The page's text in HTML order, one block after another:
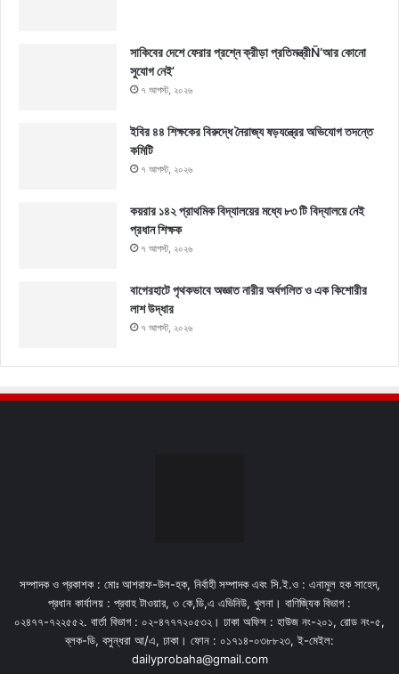
সাকিবের দেশে ফেরার প্রশ্নে ক্রীড়া প্রতিমন্ত্রীÑ‘আর কোনো
সুযোগ নেই’
৭ আগস্ট, ২০২৬
ইবির ৪৪ শিক্ষকের বিরুদ্ধে নৈরাজ্য ষড়যন্ত্রের অভিযোগ তদন্তে
কমিটি
৭ আগস্ট, ২০২৬
কয়রার ১৪২ প্রাথমিক বিদ্যালয়ের মধ্যে ৮৩ টি বিদ্যালয়ে নেই
প্রধান শিক্ষক
৭ আগস্ট, ২০২৬
বাগেরহাটে পৃথকভাবে অজ্ঞাত নারীর অর্ধগলিত ও এক কিশোরীর
লাশ উদ্ধার
৭ আগস্ট, ২০২৬
সম্পাদক ও প্রকাশক : মোঃ আশরাফ-উল-হক, নির্বাহী সম্পাদক এবং সি.ই.ও : এনামুল হক সাহেদ,
প্রধান কার্যালয় : প্রবাহ টাওয়ার, ৩ কে,ডি,এ এভিনিউ, খুলনা। বাণিজ্যিক বিভাগ :
০২৪৭৭-৭২২৫৫২. বার্তা বিভাগ : ০২-৪৭৭৭২০৫৩২। ঢাকা অফিস : হাউজ নং-২০১, রোড নং-৫,
ব্লক-ডি, বসুন্ধরা আ/এ, ঢাকা। ফোন : ০১৭১৪-০৩৮৮২৩, ই-মেইল:
dailyprobaha@gmail.com